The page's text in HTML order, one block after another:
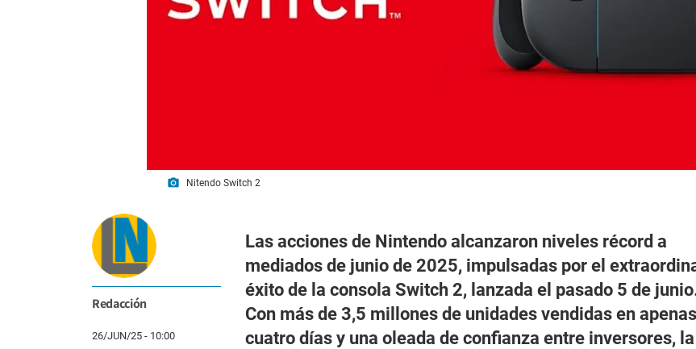
photo_camera Nitendo Switch 2
Redacción
26/JUN/25 - 10:00
Las acciones de Nintendo alcanzaron niveles récord a
mediados de junio de 2025, impulsadas por el
éxito de la consola Switch 2, lanzada el pasado 5 de
Con más de 3,5 millones de unidades vendidas en apenas
cuatro días y una oleada de confianza entre inversores, la